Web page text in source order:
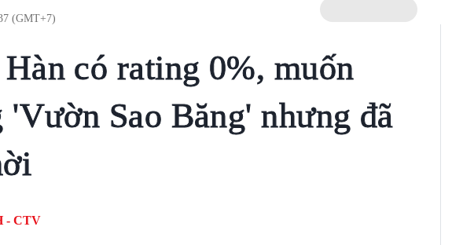
(GMT+7)
có rating 0%, muốn
'Vườn Sao Băng' nhưng đã
- CTV